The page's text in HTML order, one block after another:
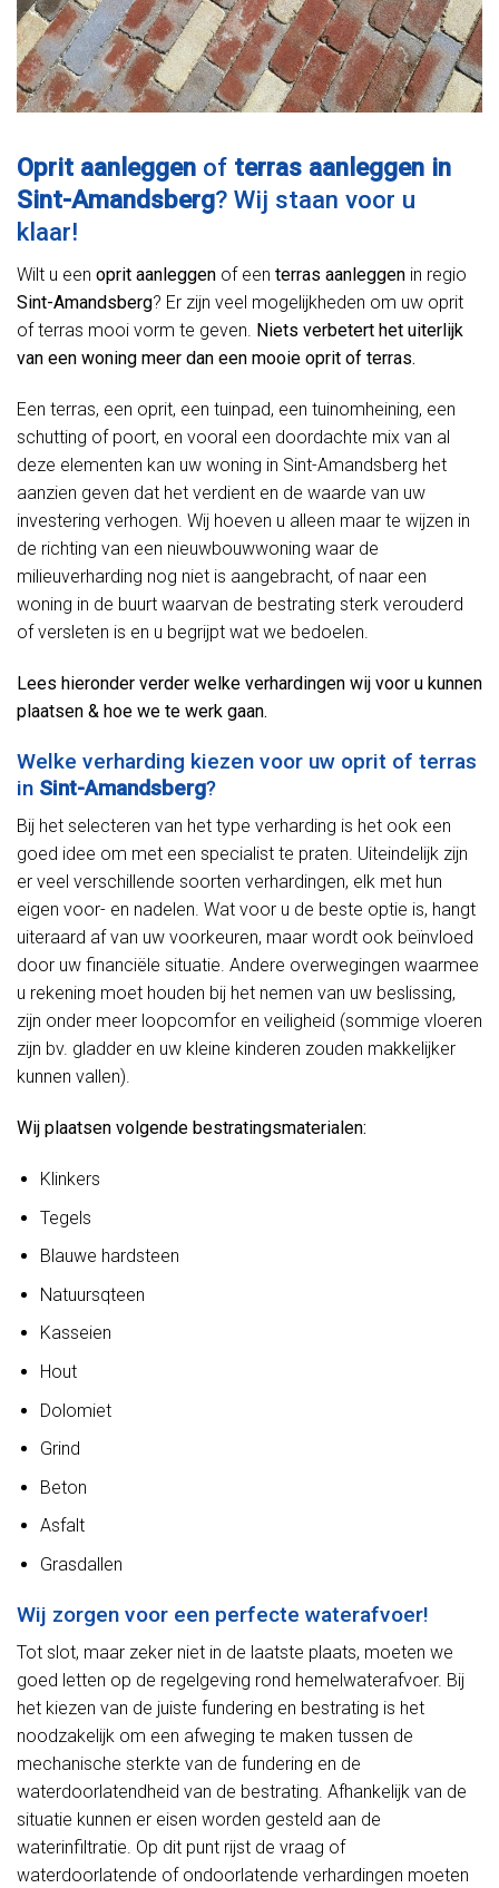
Oprit aanleggen of terras aanleggen in
Sint-Amandsberg? Wij staan voor u
klaar!
Wilt u een oprit aanleggen of een terras aanleggen in regio
Sint-Amandsberg? Er zijn veel mogelijkheden om uw oprit
of terras mooi vorm te geven. Niets verbetert het uiterlijk
van een woning meer dan een mooie oprit of terras.
Een terras, een oprit, een tuinpad, een tuinomheining, een
schutting of poort, en vooral een doordachte mix van al
deze elementen kan uw woning in Sint-Amandsberg het
aanzien geven dat het verdient en de waarde van uw
investering verhogen. Wij hoeven u alleen maar te wijzen in
de richting van een nieuwbouwwoning waar de
milieuverharding nog niet is aangebracht, of naar een
woning in de buurt waarvan de bestrating sterk verouderd
of versleten is en u begrijpt wat we bedoelen.
Lees hieronder verder welke verhardingen wij voor u kunnen
plaatsen & hoe we te werk gaan.
Welke verharding kiezen voor uw oprit of terras
in Sint-Amandsberg?
Bij het selecteren van het type verharding is het ook een
goed idee om met een specialist te praten. Uiteindelijk zijn
er veel verschillende soorten verhardingen, elk met hun
eigen voor- en nadelen. Wat voor u de beste optie is, hangt
uiteraard af van uw voorkeuren, maar wordt ook beïnvloed
door uw financiële situatie. Andere overwegingen waarmee
u rekening moet houden bij het nemen van uw beslissing,
zijn onder meer loopcomfor en veiligheid (sommige vloeren
zijn bv. gladder en uw kleine kinderen zouden makkelijker
kunnen vallen).
Wij plaatsen volgende bestratingsmaterialen:
Klinkers
Tegels
Blauwe hardsteen
Natuursqteen
Kasseien
Hout
Dolomiet
Grind
Beton
Asfalt
Grasdallen
Wij zorgen voor een perfecte waterafvoer!
Tot slot, maar zeker niet in de laatste plaats, moeten we
goed letten op de regelgeving rond hemelwaterafvoer. Bij
het kiezen van de juiste fundering en bestrating is het
noodzakelijk om een afweging te maken tussen de
mechanische sterkte van de fundering en de
waterdoorlatendheid van de bestrating. Afhankelijk van de
situatie kunnen er eisen worden gesteld aan de
waterinfiltratie. Op dit punt rijst de vraag of
waterdoorlatende of ondoorlatende verhardingen moeten